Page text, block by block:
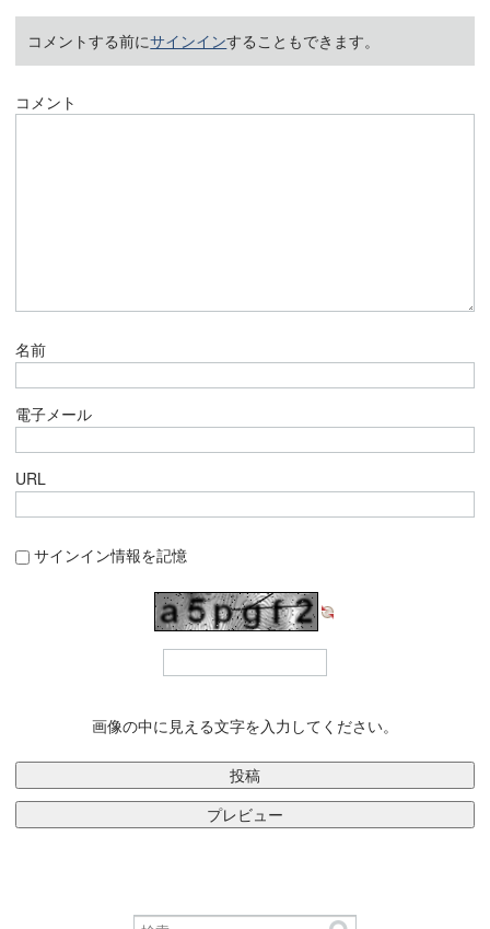
コメントする前にサインインすることもできます。
コメント
名前
電子メール
URL
サインイン情報を記憶
画像の中に見える文字を入力してください。